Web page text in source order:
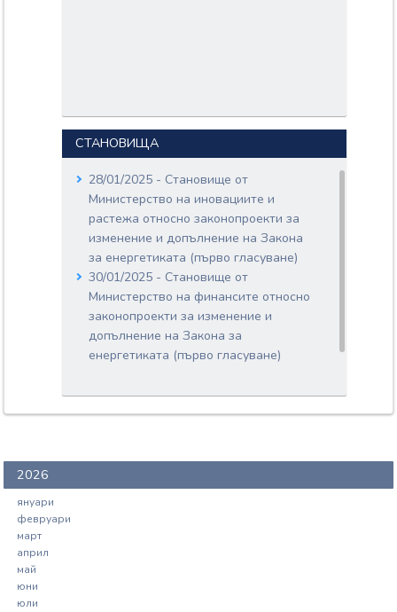
СТАНОВИЩА
28/01/2025 - Становище от
Министерство на иновациите и
растежа относно законопроекти за
изменение и допълнение на Закона
за енергетиката (първо гласуване)
30/01/2025 - Становище от
Министерство на финансите относно
законопроекти за изменение и
допълнение на Закона за
енергетиката (първо гласуване)
2026
януари
февруари
март
април
май
юни
юли